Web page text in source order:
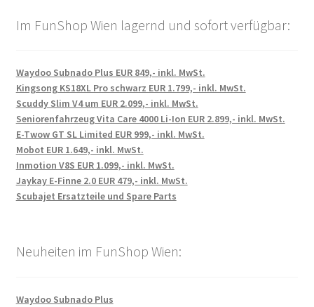
Im FunShop Wien lagernd und sofort verfügbar:
Waydoo Subnado Plus EUR 849,- inkl. MwSt.
Kingsong KS18XL Pro schwarz EUR 1.799,- inkl. MwSt.
Scuddy Slim V4 um EUR 2.099,- inkl. MwSt.
Seniorenfahrzeug Vita Care 4000 Li-Ion EUR 2.899,- inkl. MwSt.
E-Twow GT SL Limited EUR 999,- inkl. MwSt.
Mobot EUR 1.649,- inkl. MwSt.
Inmotion V8S EUR 1.099,- inkl. MwSt.
Jaykay E-Finne 2.0 EUR 479,- inkl. MwSt.
Scubajet Ersatzteile und Spare Parts
Neuheiten im FunShop Wien:
Waydoo Subnado Plus